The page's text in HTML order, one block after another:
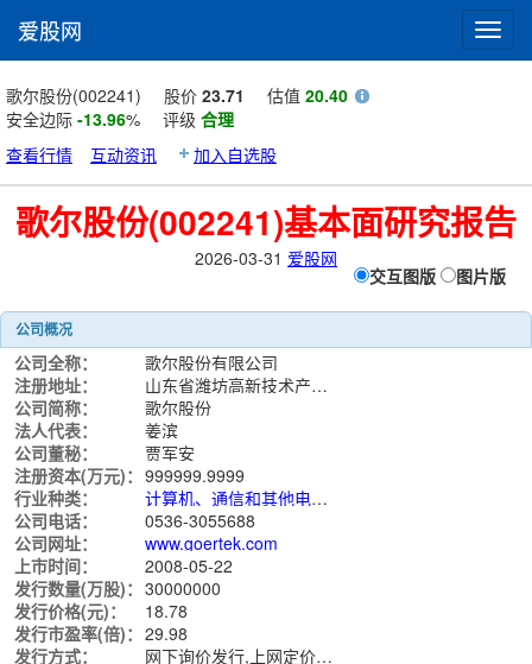
爱股网
歌尔股份(002241) 股价 23.71 估值 20.40
安全边际 -13.96% 评级 合理
查看行情
互动资讯 加入自选股
歌尔股份(002241)基本面研究报告
2026-03-31 爱股网
交互图版 图片版
公司概况
公司全称：
歌尔股份有限公司
注册地址：
山东省潍坊高新技术产业开发区东方路268号
公司简称：
歌尔股份
法人代表：
姜滨
公司董秘：
贾军安
注册资本(万元)： 999999.9999
行业种类：
计算机、通信和其他电子设备制造业
公司电话：
0536-3055688
公司网址：
www.goertek.com
上市时间：
2008-05-22
发行数量(万股)： 30000000
发行价格(元)：
18.78
发行市盈率(倍)： 29.98
发行方式：
网下询价发行,上网定价发行